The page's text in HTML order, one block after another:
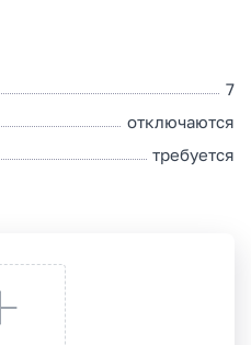
7
отключаются
требуется